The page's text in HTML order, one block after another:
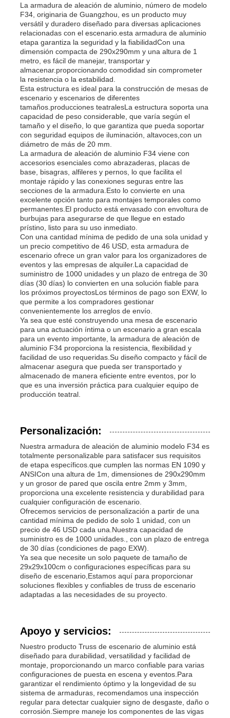
La armadura de aleación de aluminio, número de modelo
F34, originaria de Guangzhou, es un producto muy
versátil y duradero diseñado para diversas aplicaciones
relacionadas con el escenario.esta armadura de aluminio
etapa garantiza la seguridad y la fiabilidadCon una
dimensión compacta de 290x290mm y una altura de 1
metro, es fácil de manejar, transportar y
almacenar.proporcionando comodidad sin comprometer
la resistencia o la estabilidad.
Esta estructura es ideal para la construcción de mesas de
escenario y escenarios de diferentes
tamaños.producciones teatralesLa estructura soporta una
capacidad de peso considerable, que varía según el
tamaño y el diseño, lo que garantiza que pueda soportar
con seguridad equipos de iluminación, altavoces,con un
diámetro de más de 20 mm.
La armadura de aleación de aluminio F34 viene con
accesorios esenciales como abrazaderas, placas de
base, bisagras, alfileres y pernos, lo que facilita el
montaje rápido y las conexiones seguras entre las
secciones de la armadura.Esto lo convierte en una
excelente opción tanto para montajes temporales como
permanentes.El producto está envasado con envoltura de
burbujas para asegurarse de que llegue en estado
prístino, listo para su uso inmediato.
Con una cantidad mínima de pedido de una sola unidad y
un precio competitivo de 46 USD, esta armadura de
escenario ofrece un gran valor para los organizadores de
eventos y las empresas de alquiler.La capacidad de
suministro de 1000 unidades y un plazo de entrega de 30
días (30 días) lo convierten en una solución fiable para
los próximos proyectosLos términos de pago son EXW, lo
que permite a los compradores gestionar
convenientemente los arreglos de envío.
Ya sea que esté construyendo una mesa de escenario
para una actuación íntima o un escenario a gran escala
para un evento importante, la armadura de aleación de
aluminio F34 proporciona la resistencia, flexibilidad y
facilidad de uso requeridas.Su diseño compacto y fácil de
almacenar asegura que pueda ser transportado y
almacenado de manera eficiente entre eventos, por lo
que es una inversión práctica para cualquier equipo de
producción teatral.
Personalización:
Nuestra armadura de aleación de aluminio modelo F34 es
totalmente personalizable para satisfacer sus requisitos
de etapa específicos.que cumplen las normas EN 1090 y
ANSICon una altura de 1m, dimensiones de 290x290mm
y un grosor de pared que oscila entre 2mm y 3mm,
proporciona una excelente resistencia y durabilidad para
cualquier configuración de escenario.
Ofrecemos servicios de personalización a partir de una
cantidad mínima de pedido de solo 1 unidad, con un
precio de 46 USD cada una.Nuestra capacidad de
suministro es de 1000 unidades., con un plazo de entrega
de 30 días (condiciones de pago EXW).
Ya sea que necesite un solo paquete de tamaño de
29x29x100cm o configuraciones específicas para su
diseño de escenario,Estamos aquí para proporcionar
soluciones flexibles y confiables de truss de escenario
adaptadas a las necesidades de su proyecto.
Apoyo y servicios:
Nuestro producto Truss de escenario de aluminio está
diseñado para durabilidad, versatilidad y facilidad de
montaje, proporcionando un marco confiable para varias
configuraciones de puesta en escena y eventos.Para
garantizar el rendimiento óptimo y la longevidad de su
sistema de armaduras, recomendamos una inspección
regular para detectar cualquier signo de desgaste, daño o
corrosión.Siempre maneje los componentes de las vigas